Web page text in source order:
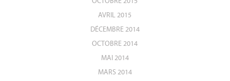
AVRIL 2015
DÉCEMBRE 2014
OCTOBRE 2014
MAI 2014
MARS 2014